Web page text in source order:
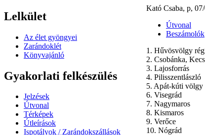
Lelkület
Az élet gyöngyei
Zarándoklét
Könyvajánló
Gyakorlati felkészülés
Jelzések
Útvonal
Térképek
Útleírások
Ispotályok / Zarándokszállások
Kató Csaba, p,
Útvonal
Beszámolók
1. Hűvösvölgy
2. Csobánka,
3. Lajosforrás
4. Pilisszentlászló
5. Apát-kúti völgy
6. Visegrád
7. Nagymaros
8. Kismaros
9. Verőce
10. Nógrád